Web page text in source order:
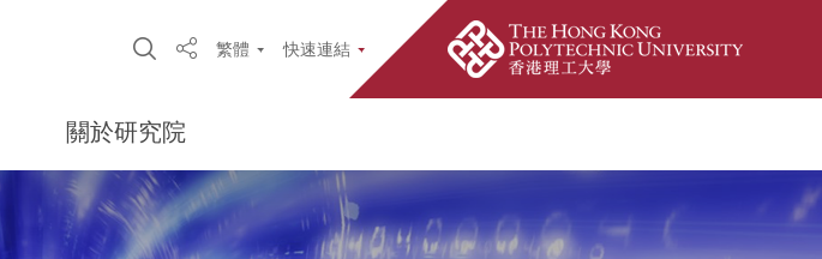
Open Site Search Popup
Share繁體 快速連結
關於研究院